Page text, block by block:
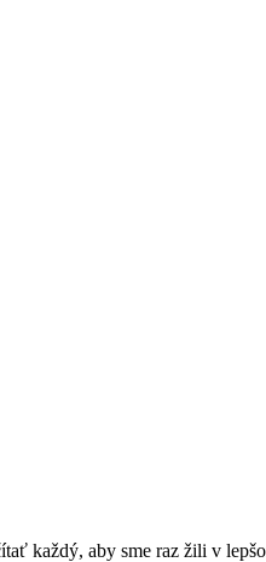
každý, aby sme raz žili v